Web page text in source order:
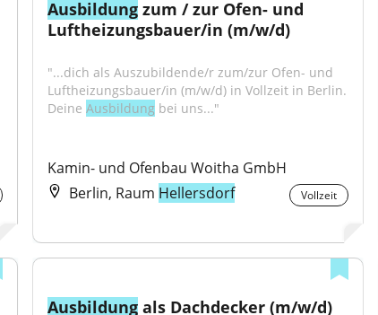
Ausbildung zum / zur Ofen- und
Luftheizungsbauer/in (m/w/d)
"...dich als Auszubildende/r zum/zur Ofen- und
Luftheizungsbauer/in (m/w/d) in Vollzeit in Berlin.
Deine Ausbildung bei uns..."
Kamin- und Ofenbau Woitha GmbH
Berlin, Raum Hellersdorf Vollzeit
Ausbildung als Dachdecker (m/w/d)